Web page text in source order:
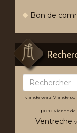
Bon de
viande veau Viande
porc Viande de
Ventreche